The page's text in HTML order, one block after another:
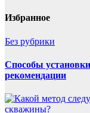
Избранное
Без рубрики
Способы
рекомендации